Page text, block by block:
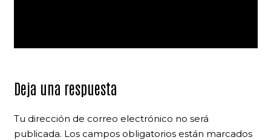
Deja una respuesta
Tu dirección de correo electrónico no será
publicada. Los campos obligatorios están marcados